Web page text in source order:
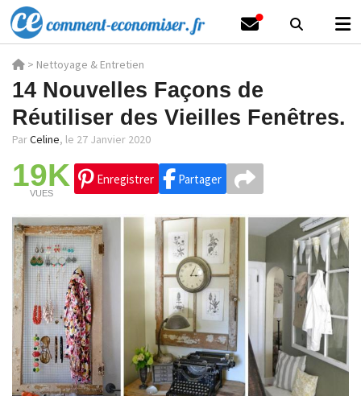
> Nettoyage & Entretien
14 Nouvelles Façons de
Réutiliser des Vieilles Fenêtres.
ParCeline, le 27 Janvier 2020
19K
VUES
Enregistrer Partager